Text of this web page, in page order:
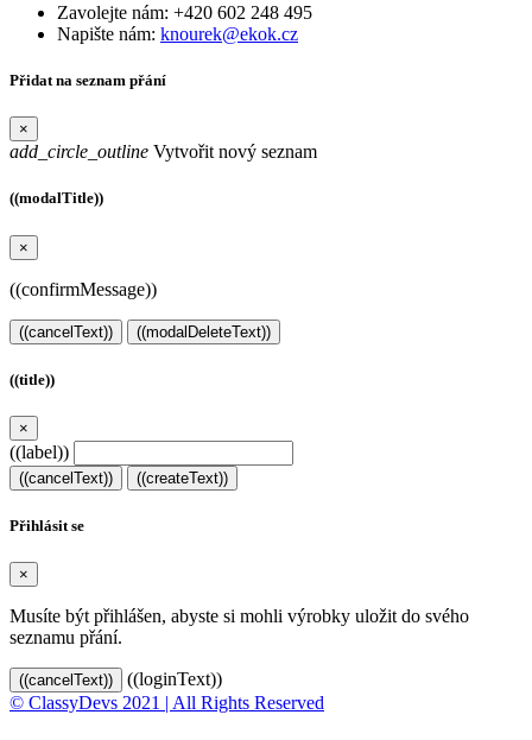
Zavolejte nám: +420 602 248 495
Napište nám: knourek@ekok.cz
Přidat na seznam přání
×
add_circle_outline Vytvořit nový seznam
((modalTitle))
×
((confirmMessage))
((cancelText)) ((modalDeleteText))
((title))
×
((label))
((cancelText)) ((createText))
Přihlásit se
×
Musíte být přihlášen, abyste si mohli výrobky uložit do svého
seznamu přání.
((cancelText))
((loginText))
© ClassyDevs 2021 | All Rights Reserved